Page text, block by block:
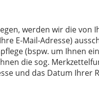
werden wir die von
E-Mail-Adresse)
(bspw. um Ihnen
die sog.
und das Datum Ihrer